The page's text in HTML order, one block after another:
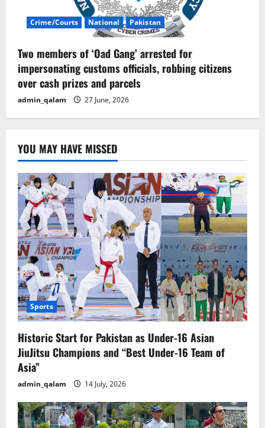
Crime/Courts National Pakistan
Two members of ‘Oad Gang’ arrested for
impersonating customs officials, robbing citizens
over cash prizes and parcels
admin_qalam 27 June, 2026
YOU MAY HAVE MISSED
Sports
Historic Start for Pakistan as Under-16 Asian
JiuJitsu Champions and “Best Under-16 Team of
Asia”
admin_qalam 14 July, 2026